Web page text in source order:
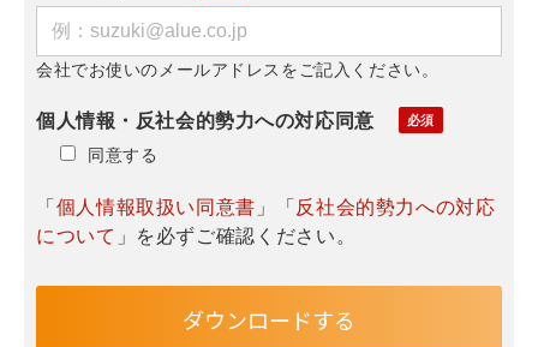
会社でお使いのメールアドレスをご記入ください。
個人情報・反社会的勢力への対応同意
同意する
「個人情報取扱い同意書 」「反社会的勢力への対応
について 」を必ずご確認ください。